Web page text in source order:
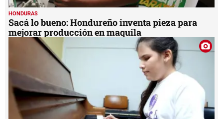
HONDURAS
Sacá lo bueno: Hondureño inventa pieza para
mejorar producción en maquila